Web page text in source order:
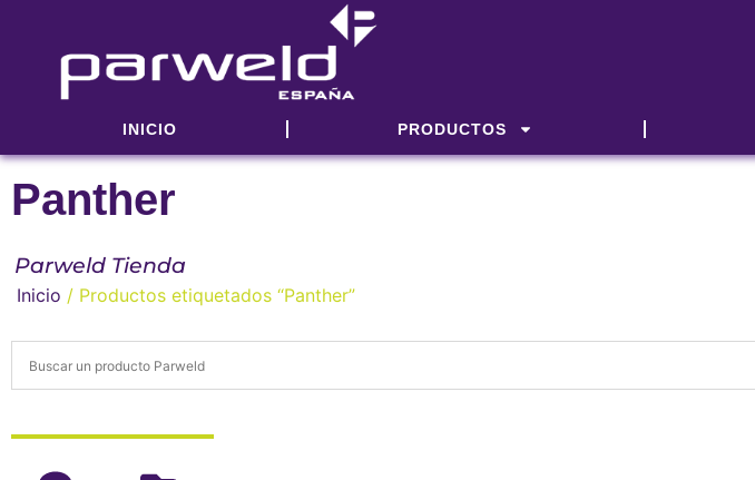
INICIO PRODUCTOS
Panther
Parweld Tienda
Inicio / Productos etiquetados “Panther”